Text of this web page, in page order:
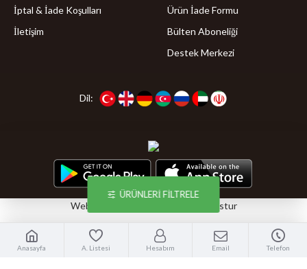
İptal & İade Koşulları
İletişim
Ürün İade Formu
Bülten Aboneliği
Destek Merkezi
Dil:
Webticaretim ile Kurulmustur
Anasayfa A. Listesi Hesabım Email Telefon
ÜRÜNLERI FILTRELE